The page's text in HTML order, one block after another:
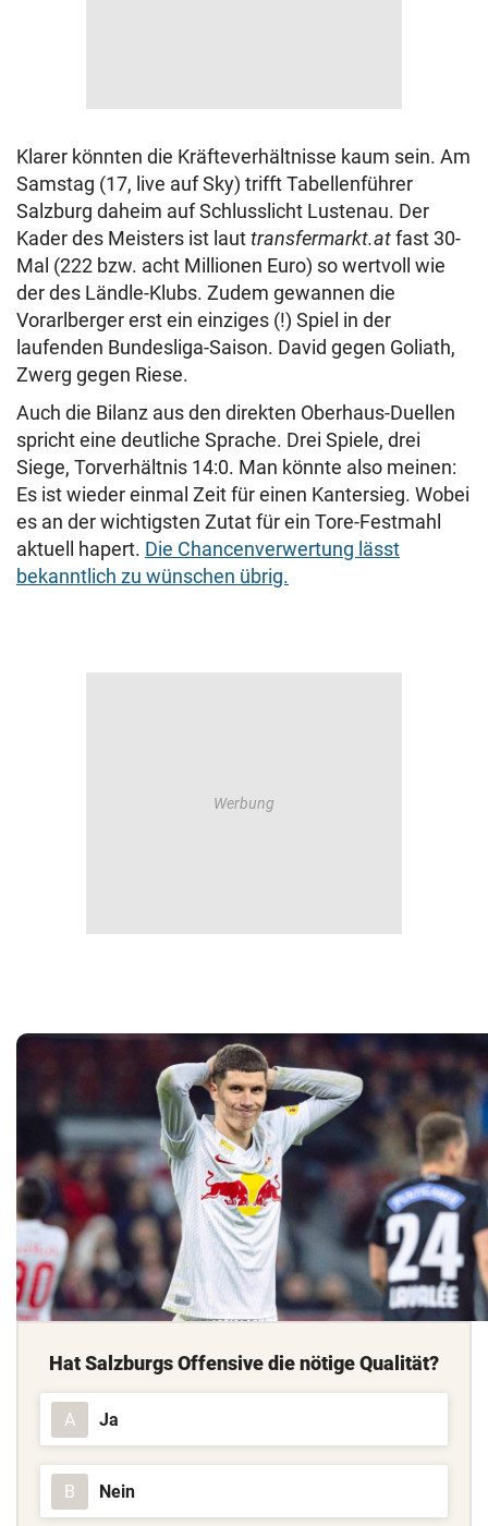
Klarer könnten die Kräfteverhältnisse kaum sein. Am
Samstag (17, live auf Sky) trifft Tabellenführer
Salzburg daheim auf Schlusslicht Lustenau. Der
Kader des Meisters ist lauttransfermarkt.atfast 30-
Mal (222 bzw. acht Millionen Euro) so wertvoll wie
der des Ländle-Klubs. Zudem gewannen die
Vorarlberger erst ein einziges (!) Spiel in der
laufenden Bundesliga-Saison. David gegen Goliath,
Zwerg gegen Riese.
Auch die Bilanz aus den direkten Oberhaus-Duellen
spricht eine deutliche Sprache. Drei Spiele, drei
Siege, Torverhältnis 14:0. Man könnte also meinen:
Es ist wieder einmal Zeit für einen Kantersieg. Wobei
es an der wichtigsten Zutat für ein Tore-Festmahl
aktuell hapert. Die Chancenverwertung lässt
bekanntlich zu wünschen übrig.
Hat Salzburgs Offensive die nötige Qualität?
A Ja
B Nein